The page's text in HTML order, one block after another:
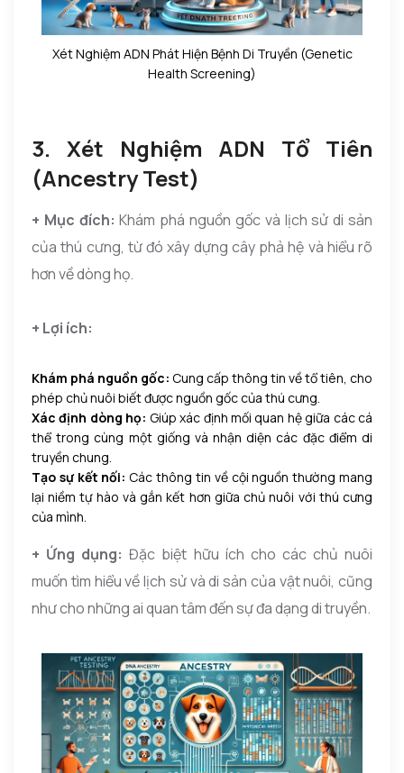
Xét Nghiệm ADN Phát Hiện Bệnh Di Truyền (Genetic
Health Screening)
3. Xét Nghiệm ADN Tổ Tiên
(Ancestry Test)
+ Mục đích:Khám phá nguồn gốc và lịch sử di sản
của thú cưng, từ đó xây dựng cây phả hệ và hiểu rõ
hơn về dòng họ.
+ Lợi ích:
Khám phá nguồn gốc: Cung cấp thông tin về tổ tiên, cho
phép chủ nuôi biết được nguồn gốc của thú cưng.
Xác định dòng họ: Giúp xác định mối quan hệ giữa các cá
thể trong cùng một giống và nhận diện các đặc điểm di
truyền chung.
Tạo sự kết nối: Các thông tin về cội nguồn thường mang
lại niềm tự hào và gắn kết hơn giữa chủ nuôi với thú cưng
của mình.
+ Ứng dụng:Đặc biệt hữu ích cho các chủ nuôi
muốn tìm hiểu về lịch sử và di sản của vật nuôi, cũng
như cho những ai quan tâm đến sự đa dạng di truyền.